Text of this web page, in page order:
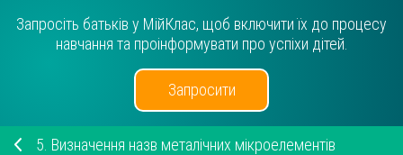
Запросіть батьків у МійКлас, щоб включити їх до процесу
навчання та проінформувати про успіхи дітей.
Запросити
5. Визначення назв металічних мікроелементів